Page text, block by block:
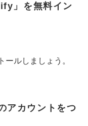
」を無料イン
ルしましょう。
アカウントをつ